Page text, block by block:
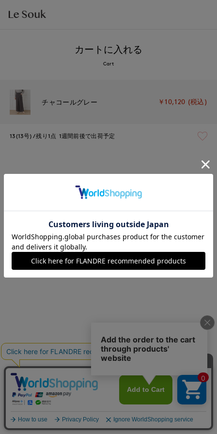
カートに入れる
Cart
チャコールグレー ￥10,120 (税込)
13(13号) 残り1点 1週間前後で出荷予定